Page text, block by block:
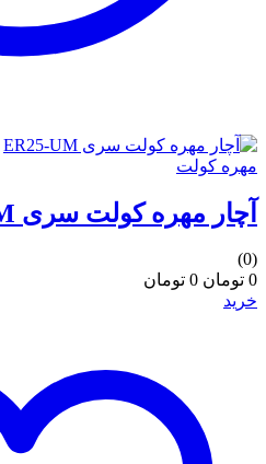
مهره کولت
آچار مهره کولت سری ER25-UM
(0)
0 تومان
0 تومان
خرید